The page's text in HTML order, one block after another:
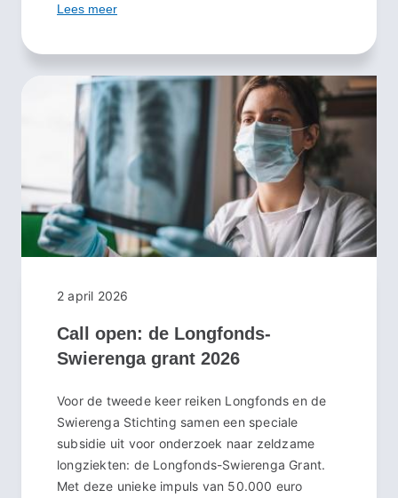
Lees meer
2 april 2026
Call open: de Longfonds-
Swierenga grant 2026
Voor de tweede keer reiken Longfonds en de
Swierenga Stichting samen een speciale
subsidie uit voor onderzoek naar zeldzame
longziekten: de Longfonds-Swierenga Grant.
Met deze unieke impuls van 50.000 euro